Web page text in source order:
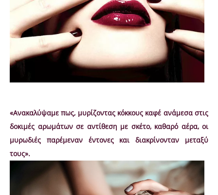
«Ανακαλύψαμε πως, μυρίζοντας κόκκους καφέ ανάμεσα στις
δοκιμές αρωμάτων σε αντίθεση με σκέτο, καθαρό αέρα, οι
μυρωδιές παρέμεναν έντονες και διακρίνονταν μεταξύ
τους».